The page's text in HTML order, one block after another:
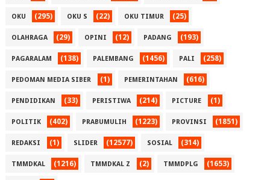
OKU (295) OKU S (22) OKU TIMUR (25)
OLAHRAGA (29) OPINI (12) PADANG (193)
PAGARALAM (138) PALEMBANG (1456) PALI (258)
PEDOMAN MEDIA SIBER (1) PEMERINTAHAN (616)
PENDIDIKAN (33) PERISTIWA (214) PICTURE (1)
POLITIK (402) PRABUMULIH (1223) PROVINSI (1851)
REDAKSI (1) SLIDER (12577) SOSIAL (314)
TMMDKAL (1216) TMMDKAL Z (2) TMMDPLG (1653)